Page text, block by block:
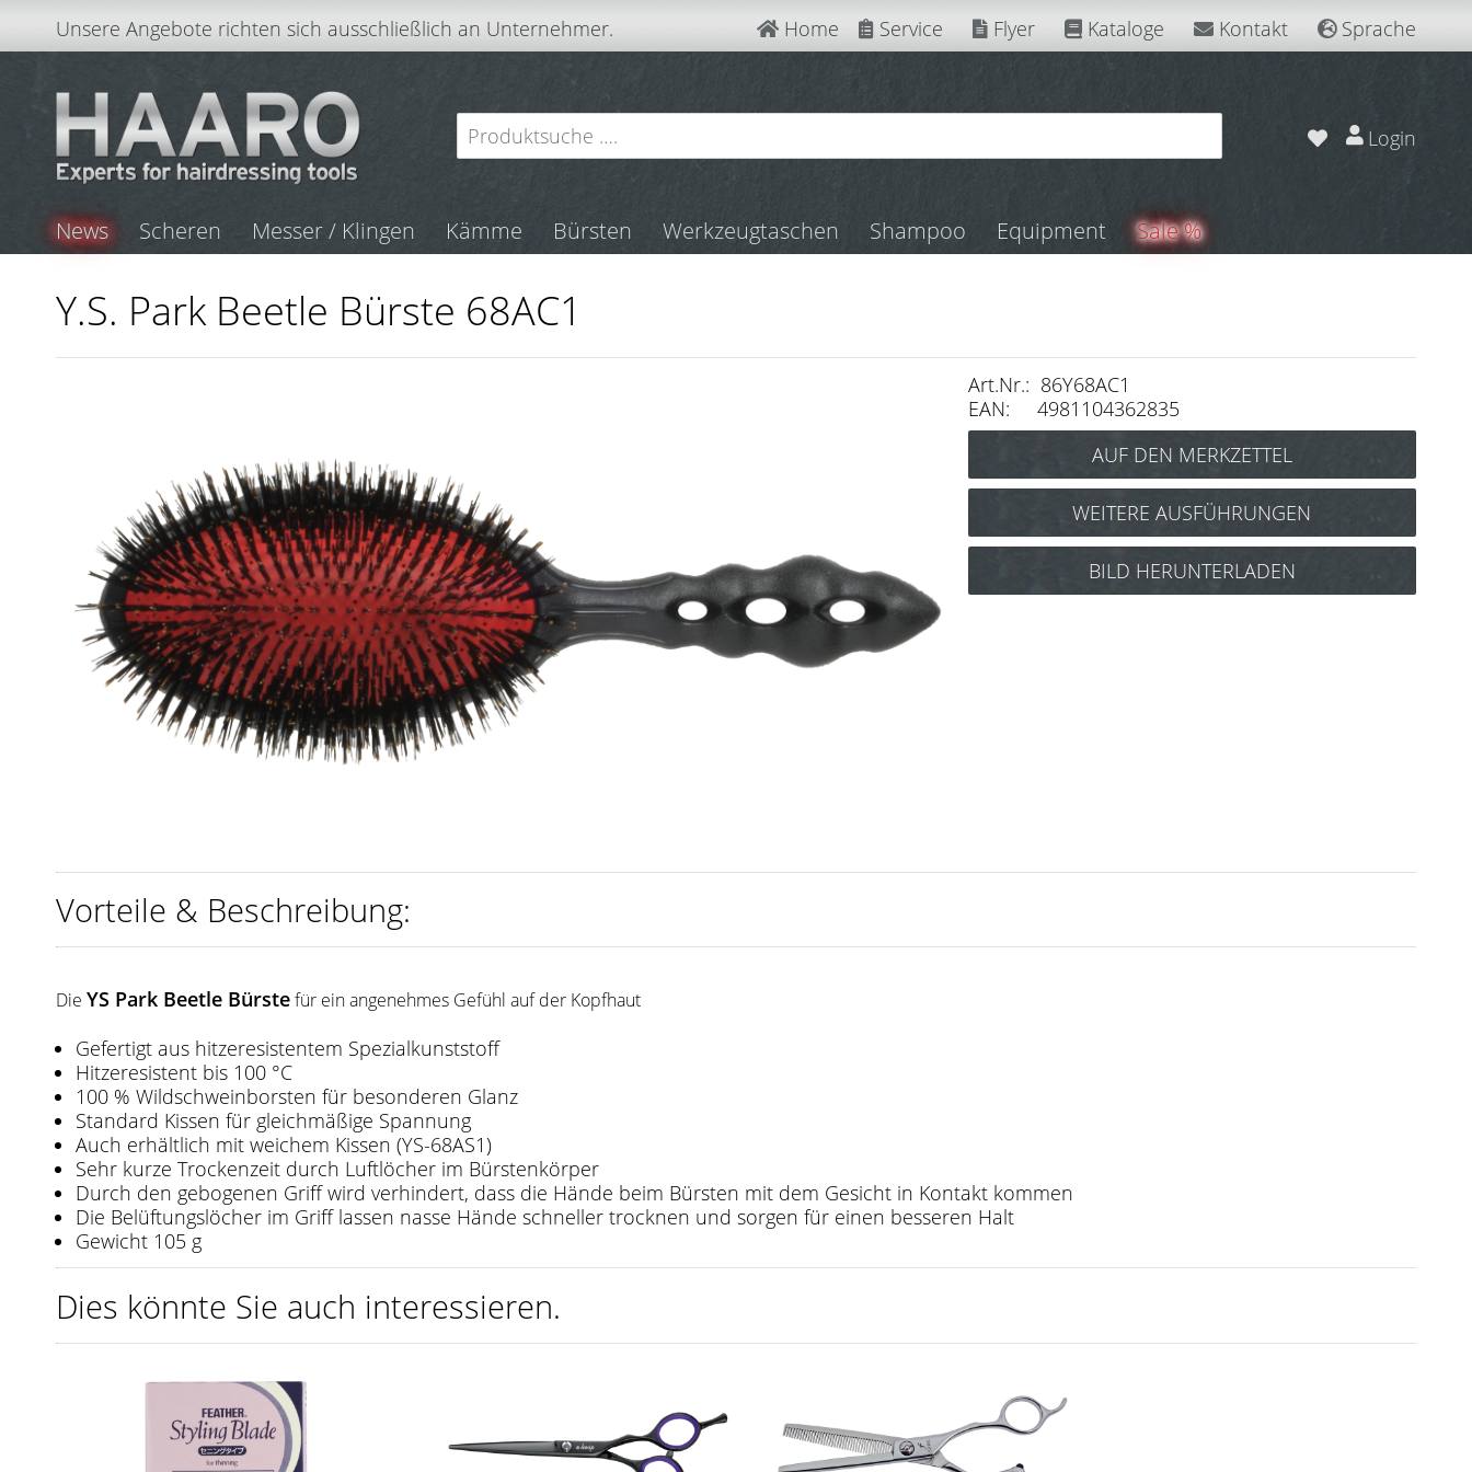
Unsere Angebote richten sich ausschließlich an Unternehmer. Home Service Flyer Kataloge Kontakt Sprache
Login
News Scheren Messer / Klingen Kämme Bürsten Werkzeugtaschen Shampoo Equipment Sale %
Y.S. Park Beetle Bürste 68AC1
Art.Nr.: 86Y68AC1
EAN: 4981104362835
WEITERE AUSFÜHRUNGEN
Y.S. Park Beetle Bürste 68AS1 Art.Nr.: 86Y68AS1
BILD HERUNTERLADEN
Vorteile & Beschreibung:
Die YS Park Beetle Bürstefür ein angenehmes Gefühl auf der Kopfhaut
Gefertigt aus hitzeresistentem Spezialkunststoff
Hitzeresistent bis 100 °C
100 % Wildschweinborsten für besonderen Glanz
Standard Kissen für gleichmäßige Spannung
Auch erhältlich mit weichem Kissen (YS-68AS1)
Sehr kurze Trockenzeit durch Luftlöcher im Bürstenkörper
Durch den gebogenen Griff wird verhindert, dass die Hände beim Bürsten mit dem Gesicht in Kontakt kommen
Die Belüftungslöcher im Griff lassen nasse Hände schneller trocknen und sorgen für einen besseren Halt
Gewicht 105 g
Dies könnte Sie auch interessieren.